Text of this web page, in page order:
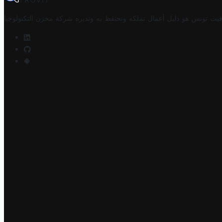
تونس هو دليل أعمال تملكه وتحتفظ به وتديره شركة مخزن التكنولوجيا